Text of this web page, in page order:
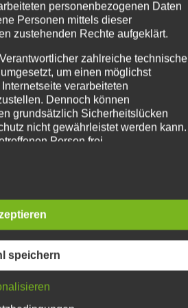
personenbezogenen Daten
Personen mittels dieser
zustehenden Rechte aufgeklärt.
zahlreiche technische
um einen möglichst
verarbeiteten
Dennoch können
grundsätzlich Sicherheitslücken
nicht gewährleistet werden kann.
Person frei,
den Begrifflichkeiten, die durch den
GVO) verwendet wurden. Unsere
die Öffentlichkeit als auch für unsere
lesbar und verständlich sein. Um
die verwendeten
speichern